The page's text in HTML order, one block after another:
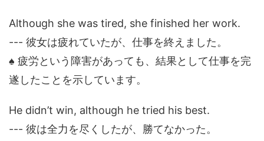
Although she was tired, she finished her work.
--- 彼女は疲れていたが、仕事を終えました。
♠ 疲労という障害があっても、結果として仕事を完
遂したことを示しています。
He didn’t win, although he tried his best.
--- 彼は全力を尽くしたが、勝てなかった。